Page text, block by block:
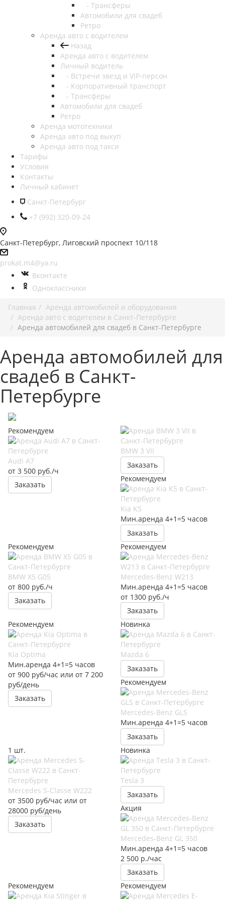
- Трансферы
Автомобили для свадеб
Ретро
Аренда авто с водителем
Назад
Аренда авто с водителем
Личный водитель
- Встречи звезд и VIP-персон
- Корпоративный транспорт
- Трансферы
Автомобили для свадеб
Ретро
Аренда мототехники
Аренда авто под выкуп
Аренда авто под такси
Тарифы
Условия
Контакты
Личный кабинет
Санкт-Петербург
+7 (992) 320-09-24
Санкт-Петербург, Лиговский проспект 10/118
prokat.m4@ya.ru
Вконтакте
Одноклассники
Главная
Аренда автомобилей и оборудования
Аренда авто с водителем в Санкт-Петербурге
Аренда автомобилей для свадеб в Санкт-Петербурге
Аренда автомобилей для
свадеб в Санкт-
Петербурге
Рекомендуем
Audi A7
от 3 500 руб./ч
Заказать
BMW 3 VII
Заказать
Рекомендуем
Kia K5
Мин.аренда 4+1=5 часов
Заказать
Рекомендуем
BMW X5 G05
от 800 руб./ч
Заказать
Рекомендуем
Mercedes-Benz W213
Мин.аренда 4+1=5 часов
от 1300 руб./ч
Заказать
Рекомендуем
Kia Optima
Мин.аренда 4+1=5 часов
от 900 руб/час или от 7 200
руб/день
Заказать
Новинка
Mazda 6
Заказать
Рекомендуем
Mercedes-Benz GLS
Мин.аренда 4+1=5 часов
Заказать
1 шт.
Mercedes S-Classe W222
от 3500 руб/час или от
28000 руб/день
Заказать
Новинка
Tesla 3
Заказать
Акция
Mercedes-Benz GL 350
Мин.аренда 4+1=5 часов
2 500 р./час
Заказать
Рекомендуем
Рекомендуем